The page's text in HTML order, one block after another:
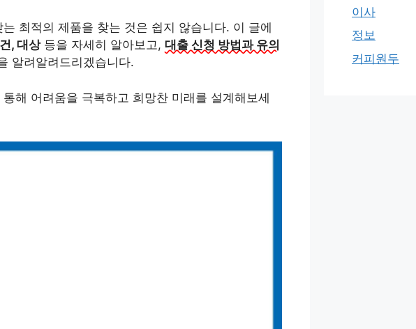
최적의 제품을 찾는 것은 쉽지 않습니다. 이 글에
, 대상등을 자세히 알아보고, 대출 신청 방법과 유의
알려알려드리겠습니다.
해 어려움을 극복하고 희망찬 미래를 설계해보세
이사
정보
커피원두